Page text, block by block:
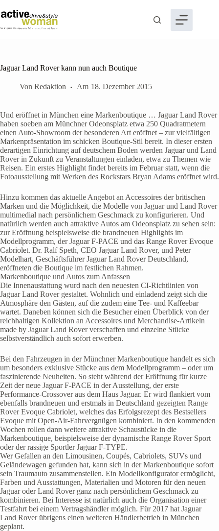
Inhalt
springen
Jaguar Land Rover kann nun auch Boutique
Von Redaktion Am 18. Dezember 2015
Und eröffnet in München eine Markenboutique … Jaguar Land Rover
haben soeben am Münchner Odeonsplatz etwa 250 Quadratmetern
einen Auto-Showroom der besonderen Art eröffnet – zur vielfältigen
Markenpräsentation im schicken Boutique-Stil bereit. In dieser ersten
derartigen Einrichtung auf deutschem Boden werden Jaguar und Land
Rover in Zukunft zu Veranstaltungen einladen, etwa zu Themen wie
Reisen. Ein erstes Highlight findet bereits im Februar statt, wenn die
Fotoausstellung mit Werken des Rockstars Bryan Adams eröffnet wird.
Hinzu kommen das aktuelle Angebot an Accessoires der britischen
Marken und die Möglichkeit, die Modelle von Jaguar und Land Rover
multimedial nach persönlichem Geschmack zu konfigurieren. Und
natürlich werden auch attraktive Autos am Odeonsplatz zu sehen sein:
zur Eröffnung beispielsweise die brandneuen Highlights im
Modellprogramm, der Jaguar F-PACE und das Range Rover Evoque
Cabriolet. Dr. Ralf Speth, CEO Jaguar Land Rover, und Peter
Modelhart, Geschäftsführer Jaguar Land Rover Deutschland,
eröffneten die Boutique im festlichen Rahmen.
Markenboutique und Autos zum Anfassen
Die Innenaustattung wurd nach den neuesten CI-Richtlinien von
Jaguar Land Rover gestaltet. Wohnlich und einladend zeigt sich die
Atmosphäre den Gästen, auf die zudem eine Tee- und Kaffeebar
wartet. Daneben können sich die Besucher einen Überblick von der
reichhaltigen Kollektion an Accessoires und Merchandise-Artikeln
made by Jaguar Land Rover verschaffen und einzelne Stücke
selbstverständlich auch sofort erwerben.
Bei den Fahrzeugen in der Münchner Markenboutique handelt es sich
um besonders exklusive Stücke aus dem Modellprogramm – oder um
faszinierende Neuheiten. So steht während der Eröffnung für kurze
Zeit der neue Jaguar F-PACE in der Ausstellung, der erste
Performance-Crossover aus dem Haus Jaguar. Er wird flankiert vom
ebenfalls brandneuen und erstmals in Deutschland gezeigten Range
Rover Evoque Cabriolet, welches das Erfolgsrezept des Bestsellers
Evoque mit Open-Air-Fahrvergnügen kombiniert. In den kommenden
Wochen rollen dann weitere attraktive Schaustücke in die
Markenboutique, beispielsweise der dynamische Range Rover Sport
oder der rassige Sportler Jaguar F-TYPE.
Wer Gefallen an den Limousinen, Coupés, Cabriolets, SUVs und
Geländewagen gefunden hat, kann sich in der Markenboutique sofort
sein Traumauto zusammenstellen. Ein Modellkonfigurator ermöglicht,
Farben und Ausstattungen, Materialien und Motoren für den neuen
Jaguar oder Land Rover ganz nach persönlichem Geschmack zu
kombinieren. Bei Interesse ist natürlich auch die Organisation einer
Testfahrt bei einem Vertragshändler möglich. Für 2017 hat Jaguar
Land Rover übrigens einen weiteren Händlerbetrieb in München
geplant.